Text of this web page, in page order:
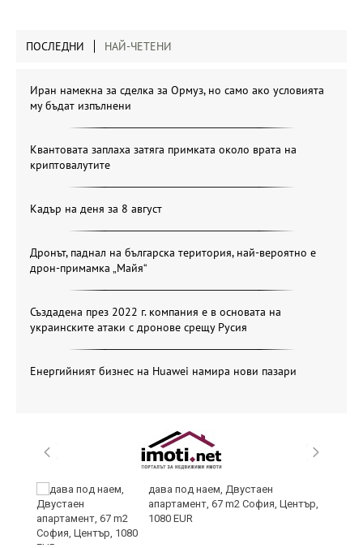
ПОСЛЕДНИ НАЙ-ЧЕТЕНИ
Иран намекна за сделка за Ормуз, но само ако условията
му бъдат изпълнени
Квантовата заплаха затяга примката около врата на
криптовалутите
Кадър на деня за 8 август
Дронът, паднал на българска територия, най-вероятно е
дрон-примамка „Майя“
Създадена през 2022 г. компания е в основата на
украинските атаки с дронове срещу Русия
Енергийният бизнес на Huawei намира нови пазари
дава под наем, Двустаен
апартамент, 67 m2 София, Център,
1080 EUR